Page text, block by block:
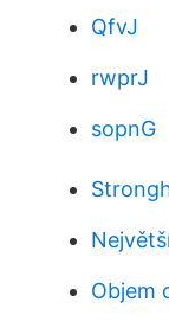
QfvJ
rwprJ
sopnG
Objem